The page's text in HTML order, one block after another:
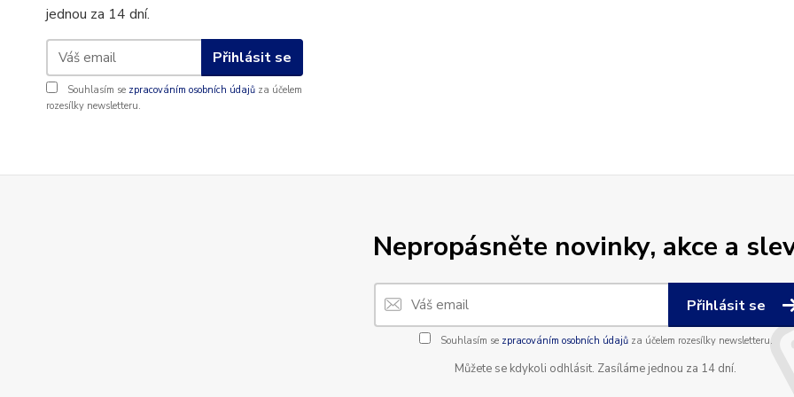
jednou za 14 dní.
Přihlásit se
Souhlasím se zpracováním osobních údajů za účelem
rozesílky newsletteru.
Nepropásněte novinky, akce a
Přihlásit se
Souhlasím se zpracováním osobních údajůza účelem rozesílky newsletteru.
Můžete se kdykoli odhlásit. Zasíláme jednou za 14 dní.